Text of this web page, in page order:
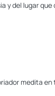
y del lugar
medita